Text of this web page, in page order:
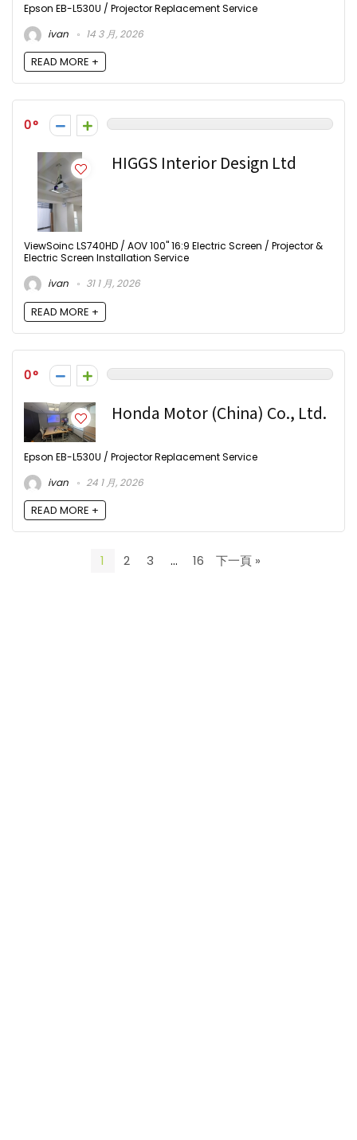
Epson EB-L530U / Projector Replacement Service
ivan
14 3 月, 2026
READ MORE +
0
HIGGS Interior Design Ltd
ViewSoinc LS740HD / AOV 100" 16:9 Electric Screen / Projector &
Electric Screen Installation Service
ivan
31 1 月, 2026
READ MORE +
0
Honda Motor (China) Co., Ltd.
Epson EB-L530U / Projector Replacement Service
ivan
24 1 月, 2026
READ MORE +
1 2 3 … 16 下一頁 »